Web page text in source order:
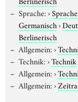
Sprache:›
Germanisch›
Berlinerisch
Allgemein:›
Technik:›Technik
Allgemein:›
Allgemein:›